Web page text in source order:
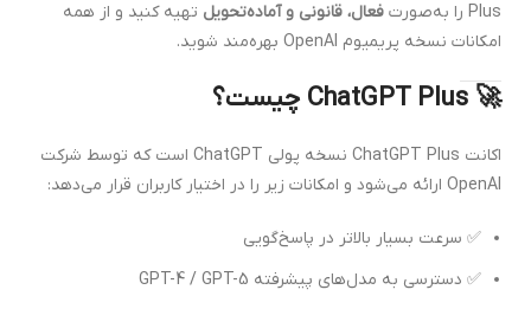
Plus را به‌صورت
فعال، قانونی و آماده‌تحویل تهیه کنید و از همه
امکانات نسخه پریمیوم OpenAI بهره‌مند شوید.
🚀 ChatGPT Plus چیست؟
اکانت ChatGPT Plus نسخه پولی ChatGPT است که توسط شرکت
OpenAI ارائه می‌شود و امکانات زیر را در اختیار کاربران قرار می‌دهد:
✅ سرعت بسیار بالاتر در پاسخ‌گویی
✅ دسترسی به مدل‌های پیشرفته GPT-4 / GPT-5